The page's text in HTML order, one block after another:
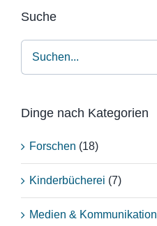
Suche
Dinge nach Kategorien
Forschen (18)
Kinderbücherei (7)
Medien & Kommunikation